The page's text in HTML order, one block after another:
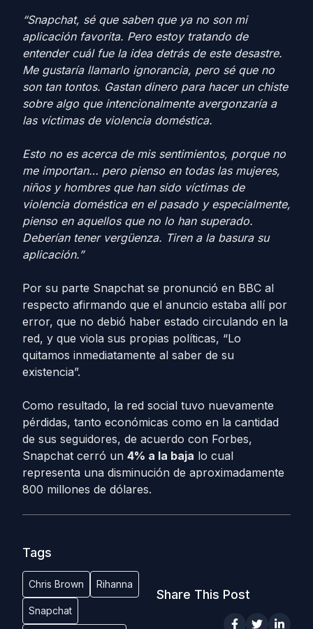
“Snapchat, sé que saben que ya no son mi
aplicación favorita. Pero estoy tratando de
entender cuál fue la idea detrás de este desastre.
Me gustaría llamarlo ignorancia, pero sé que no
son tan tontos. Gastan dinero para hacer un chiste
sobre algo que intencionalmente avergonzaría a
las víctimas de violencia doméstica.
Esto no es acerca de mis sentimientos, porque no
me importan… pero pienso en todas las mujeres,
niños y hombres que han sido víctimas de
violencia doméstica en el pasado y especialmente,
pienso en aquellos que no lo han superado.
Deberían tener vergüenza. Tiren a la basura su
aplicación.”
Por su parte Snapchat se pronunció en BBC al
respecto afirmando que el anuncio estaba allí por
error, que no debió haber estado circulando en la
red, y que viola sus propias políticas, “Lo
quitamos inmediatamente al saber de su
existencia”.
Como resultado, la red social tuvo nuevamente
pérdidas, tanto económicas como en la cantidad
de sus seguidores, de acuerdo con Forbes,
Snapchat cerró un 4% a la baja lo cual
representa una disminución de aproximadamente
800 millones de dólares.
Tags
Chris Brown Rihanna
Snapchat
Share This Post